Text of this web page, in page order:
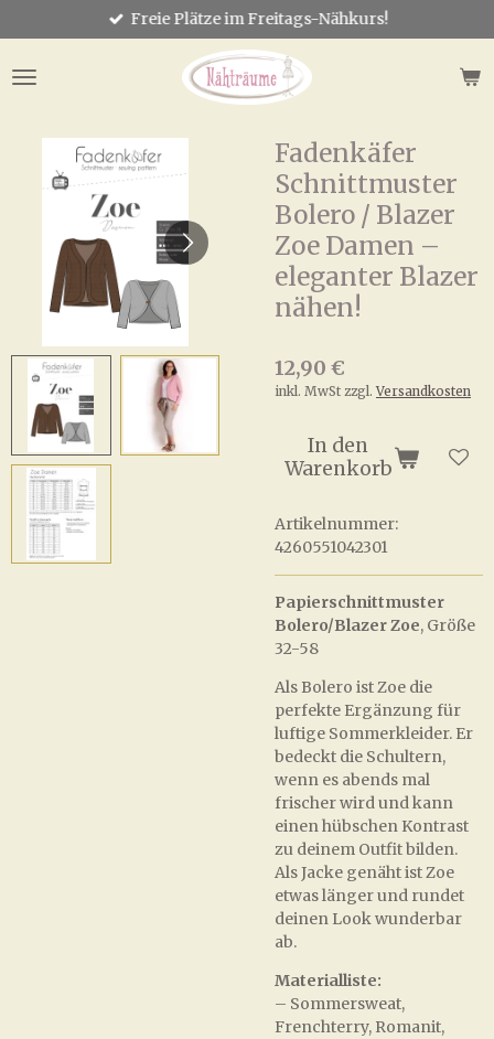
Hauptinhalt
springen
Freie Plätze im Freitags-Nähkurs!
Fadenkäfer
Schnittmuster
Bolero / Blazer
Zoe Damen –
eleganter Blazer
nähen!
12,90 €
inkl. MwSt zzgl.Versandkosten
In den
Warenkorb
Artikelnummer:
4260551042301
Papierschnittmuster
Bolero/Blazer Zoe, Größe
32-58
Als Bolero ist Zoe die
perfekte Ergänzung für
luftige Sommerkleider. Er
bedeckt die Schultern,
wenn es abends mal
frischer wird und kann
einen hübschen Kontrast
zu deinem Outfit bilden.
Als Jacke genäht ist Zoe
etwas länger und rundet
deinen Look wunderbar
ab.
Materialliste:
– Sommersweat,
Frenchterry, Romanit,